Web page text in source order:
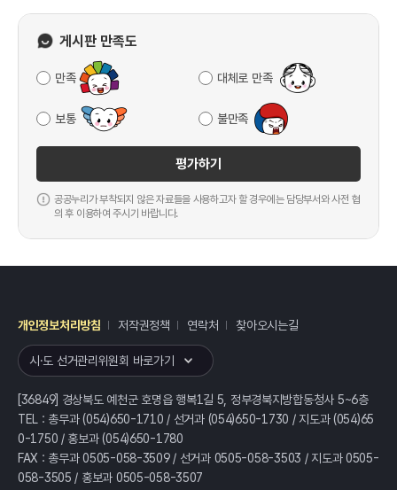
게시판 만족도
만족 대체로 만족
보통 불만족
평가하기
공공누리가 부착되지 않은 자료들을 사용하고자 할 경우에는 담당부서와 사전 협
의 후 이용하여 주시기 바랍니다.
개인정보처리방침 저작권정책 연락처 찾아오시는길
시·도 선거관리위원회 바로가기
[36849] 경상북도 예천군 호명읍 행복1길 5, 정부경북지방합동청사 5~6층
TEL : 총무과 (054)650-1710 / 선거과 (054)650-1730 / 지도과 (054)65
0-1750 / 홍보과 (054)650-1780
FAX : 총무과 0505-058-3509 / 선거과 0505-058-3503 / 지도과 0505-
058-3505 / 홍보과 0505-058-3507